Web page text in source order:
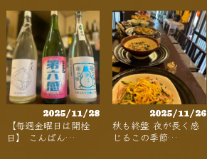
2025/11/28
【毎週金曜日は開栓
日】 こんばん…
2025/11/26
秋も終盤 夜が長く感
じるこの季節…